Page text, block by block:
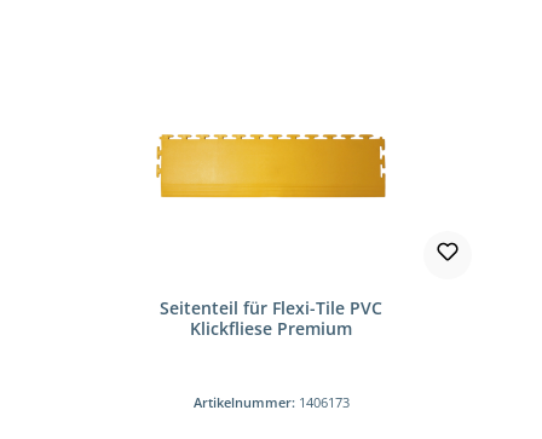
Seitenteil für Flexi-Tile PVC
Klickfliese Premium
Artikelnummer: 1406173